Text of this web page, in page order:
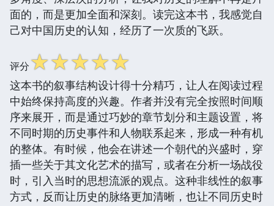
面的，而是更加全面和深刻。读完这本书，我感觉自
己对中国历史的认知，经历了一次质的飞跃。
评分☆☆☆☆☆
这本书的叙事结构设计得十分精巧，让人在阅读过程
中始终保持高度的兴趣。作者并没有完全按照时间顺
序来展开，而是通过巧妙的章节划分和主题设置，将
不同时期的历史事件和人物联系起来，形成一种有机
的整体。有时候，他会在讲述一个朝代的兴盛时，穿
插一些关于其文化艺术的描写，或者在分析一场战役
时，引入当时的思想流派的观点。这种非线性的叙事
方式，反而让历史的脉络更加清晰，也让不同历史时